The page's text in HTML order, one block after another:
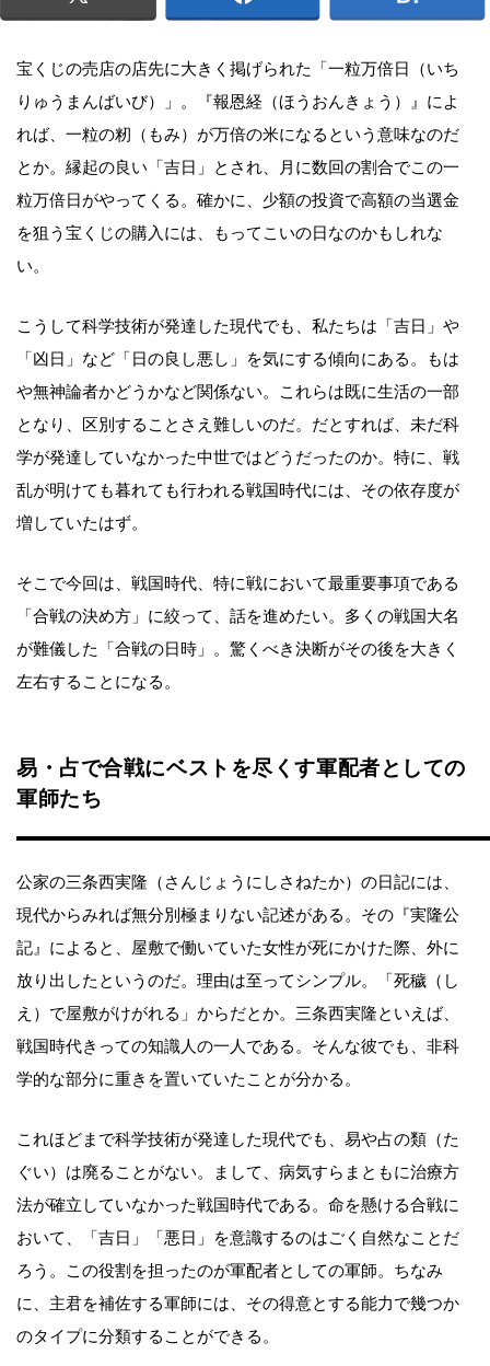
宝くじの売店の店先に大きく掲げられた「一粒万倍日（いち
りゅうまんばいび）」。『報恩経（ほうおんきょう）』によ
れば、一粒の籾（もみ）が万倍の米になるという意味なのだ
とか。縁起の良い「吉日」とされ、月に数回の割合でこの一
粒万倍日がやってくる。確かに、少額の投資で高額の当選金
を狙う宝くじの購入には、もってこいの日なのかもしれな
い。
こうして科学技術が発達した現代でも、私たちは「吉日」や
「凶日」など「日の良し悪し」を気にする傾向にある。もは
や無神論者かどうかなど関係ない。これらは既に生活の一部
となり、区別することさえ難しいのだ。だとすれば、未だ科
学が発達していなかった中世ではどうだったのか。特に、戦
乱が明けても暮れても行われる戦国時代には、その依存度が
増していたはず。
そこで今回は、戦国時代、特に戦において最重要事項である
「合戦の決め方」に絞って、話を進めたい。多くの戦国大名
が難儀した「合戦の日時」。驚くべき決断がその後を大きく
左右することになる。
易・占で合戦にベストを尽くす軍配者としての
軍師たち
公家の三条西実隆（さんじょうにしさねたか）の日記には、
現代からみれば無分別極まりない記述がある。その『実隆公
記』によると、屋敷で働いていた女性が死にかけた際、外に
放り出したというのだ。理由は至ってシンプル。「死穢（し
え）で屋敷がけがれる」からだとか。三条西実隆といえば、
戦国時代きっての知識人の一人である。そんな彼でも、非科
学的な部分に重きを置いていたことが分かる。
これほどまで科学技術が発達した現代でも、易や占の類（た
ぐい）は廃ることがない。まして、病気すらまともに治療方
法が確立していなかった戦国時代である。命を懸ける合戦に
おいて、「吉日」「悪日」を意識するのはごく自然なことだ
ろう。この役割を担ったのが軍配者としての軍師。ちなみ
に、主君を補佐する軍師には、その得意とする能力で幾つか
のタイプに分類することができる。